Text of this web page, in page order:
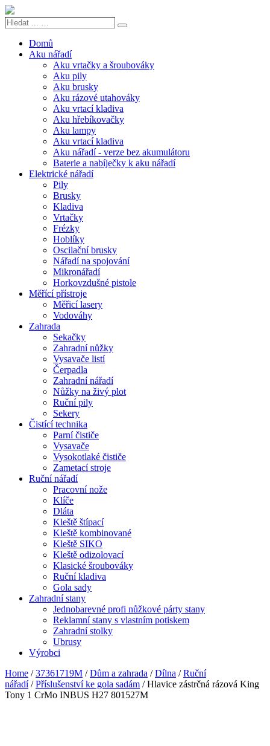
Hledat
Search
Domů
Aku nářadí
Aku vrtačky a šroubováky
Aku pily
Aku brusky
Aku rázové utahováky
Aku vrtací kladiva
Aku hřebíkovačky
Aku lampy
Aku vrtací kladiva
Aku nářadí - verze bez akumulátoru
Baterie a nabíječky k aku nářadí
Elektrické nářadí
Pily
Brusky
Kladiva
Vrtačky
Frézky
Hoblíky
Oscilační brusky
Nářadí na spojování
Mikronářadí
Horkovzdušné pistole
Měřící přístroje
Měřicí lasery
Vodováhy
Zahrada
Sekačky
Zahradní nůžky
Vysavače listí
Čerpadla
Zahradní nářadí
Nůžky na živý plot
Ruční pily
Sekery
Čistící technika
Parní čističe
Vysavače
Vysokotlaké čističe
Zametací stroje
Ruční nářadí
Pracovní nože
Klíče
Dláta
Kleště štípací
Kleště kombinované
Kleště SIKO
Kleště odizolovací
Klasické šroubováky
Ruční kladiva
Gola sady
Zahradní stany
Jednobarevné profi nůžkové párty stany
Reklamní stany s vlastním potiskem
Zahradní stolky
Ubrusy
Výrobci
Home /37361719M /Dům a zahrada /Dílna /Ruční
nářadí/Příslušenství ke gola sadám / Hlavice zástrčná rázová King
Tony 1 CrMo INBUS H27 801527M